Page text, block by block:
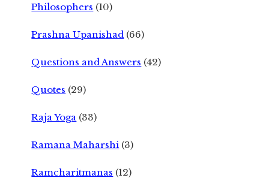
Philosophers (10)
Prashna Upanishad (66)
Questions and Answers (42)
Quotes (29)
Raja Yoga (33)
Ramana Maharshi (3)
Ramcharitmanas (12)